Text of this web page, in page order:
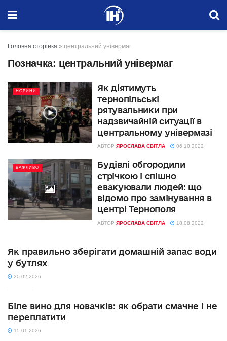
Головна сторінка » центральний універмаг
Позначка: центральний універмаг
НОВИНИ
Як діятимуть
тернопільські
рятувальники при
надзвичайній ситуації в
центральному універмазі
АВТОР ЯРОСЛАВА СВІТЛА 06.10.2022
ВАЖЛИВО
Будівлі обгородили
стрічкою і спішно
евакуювали людей: що
відомо про замінування в
центрі Тернополя
АВТОР ЯРОСЛАВА СВІТЛА 18.08.2022
Як правильно зберігати домашній запас води
у бутлях
20.02.2026
Біле вино для новачків: як обрати смачне і не
переплатити
15.01.2026